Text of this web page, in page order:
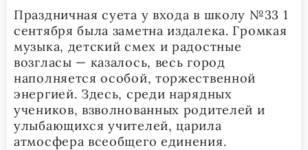
Праздничная суета у входа в школу №33 1
сентября была заметна издалека. Громкая
музыка, детский смех и радостные
возгласы — казалось, весь город
наполняется особой, торжественной
энергией. Здесь, среди нарядных
учеников, взволнованных родителей и
улыбающихся учителей, царила
атмосфера всеобщего единения.